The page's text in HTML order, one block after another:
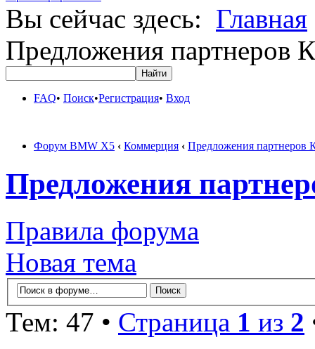
Вы сейчас здесь: Главная
Предложения партнеров
FAQ• Поиск•Регистрация• Вход
Форум BMW X5 ‹ Коммерция ‹ Предложения партнеров
Предложения
Правила форума
Новая тема
Тем: 47 • Страница 1 из 2